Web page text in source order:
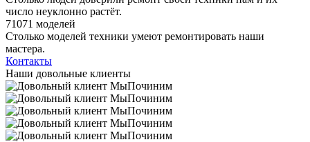
число неуклонно растёт.
71071 моделей
Столько моделей техники умеют ремонтировать наши
мастера.
Контакты
Наши довольные клиенты